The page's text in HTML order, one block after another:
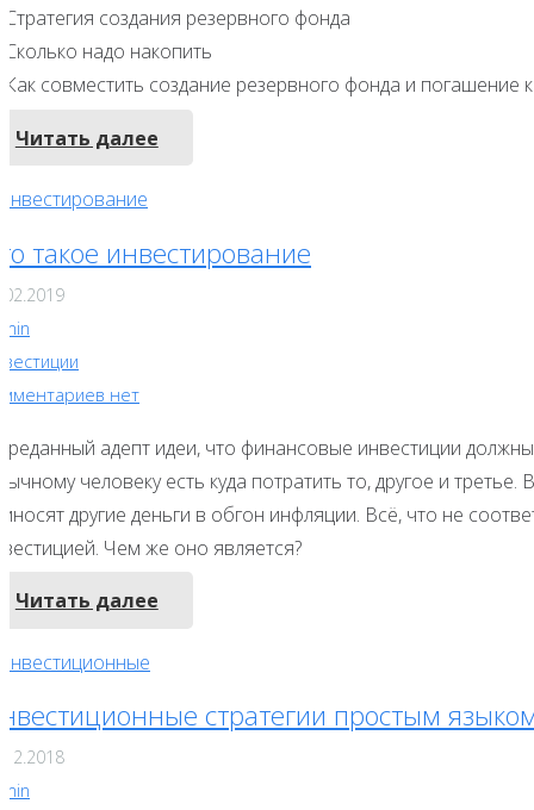
создания резервного фонда
надо накопить
совместить создание резервного фонда и погашение
Читать далее
такое инвестирование
нет
адепт идеи, что финансовые инвестиции
человеку есть куда потратить то, другое и
другие деньги в обгон инфляции. Всё, что не
Чем же оно является?
Читать далее
стратегии простым